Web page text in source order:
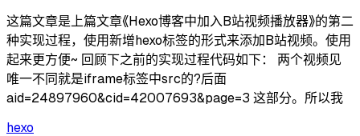
这篇文章是上篇文章《Hexo博客中加入B站视频播放器》的第二
种实现过程，使用新增hexo标签的形式来添加B站视频。使用
起来更方便~ 回顾下之前的实现过程代码如下： 两个视频见
唯一不同就是iframe标签中src的?后面
aid=24897960&cid=42007693&page=3 这部分。所以我
hexo